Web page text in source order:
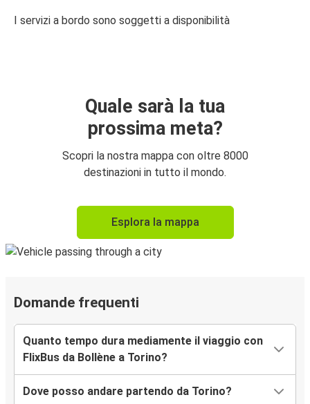
I servizi a bordo sono soggetti a disponibilità
Quale sarà la tua
prossima meta?
Scopri la nostra mappa con oltre 8000
destinazioni in tutto il mondo.
Esplora la mappa
Domande frequenti
Quanto tempo dura mediamente il viaggio con
FlixBus da Bollène a Torino?
Dove posso andare partendo da Torino?